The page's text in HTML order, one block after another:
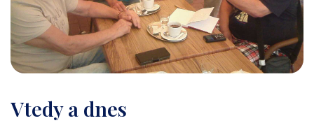
Vtedy a dnes